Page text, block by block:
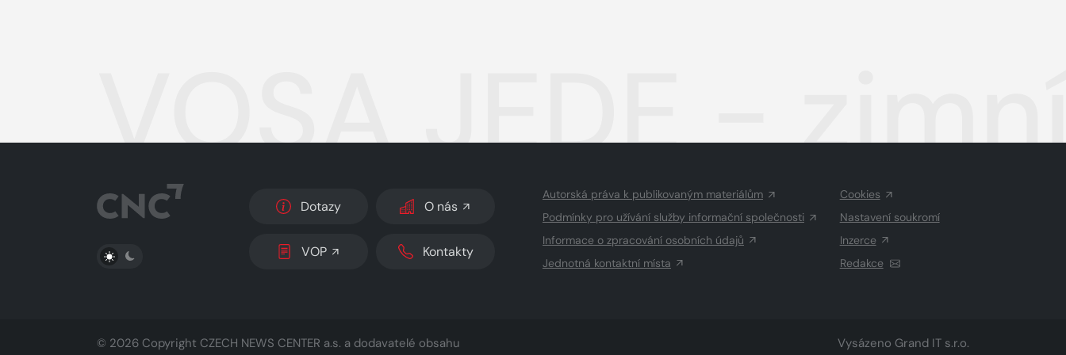
VOSA JEDE -
PŘEPNOUT SVĚTLÝ/TMAVÝ REŽIM
Dotazy O nás
VOP Kontakty
Autorská práva k publikovaným materiálům
Podmínky pro užívání služby informační společnosti
Informace o zpracování osobních údajů
Jednotná kontaktní místa
Cookies
Nastavení soukromí
Inzerce
Redakce
© 2026 Copyright CZECH NEWS CENTER a.s. a dodavatelé obsahu Vysázeno Grand IT s.r.o.